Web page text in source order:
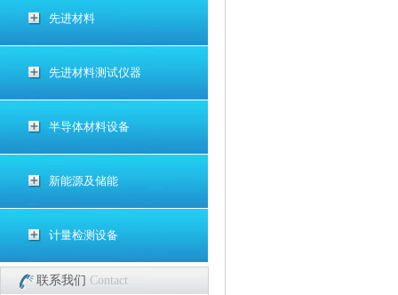
先进材料
先进材料测试仪器
半导体材料设备
新能源及储能
计量检测设备
联系我们 Contact